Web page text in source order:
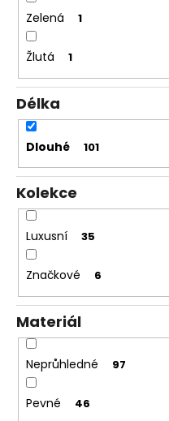
Zelená 1
Žlutá 1
Délka
Dlouhé 101
Kolekce
Luxusní 35
Značkové 6
Materiál
Neprůhledné 97
Pevné 46